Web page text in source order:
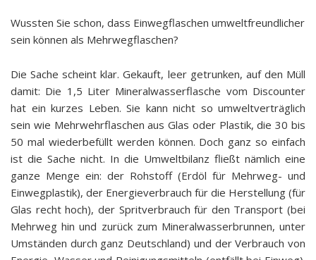
Wussten Sie schon, dass Einwegflaschen umweltfreundlicher
sein können als Mehrwegflaschen?
Die Sache scheint klar. Gekauft, leer getrunken, auf den Müll
damit: Die 1,5 Liter Mineralwasserflasche vom Discounter
hat ein kurzes Leben. Sie kann nicht so umweltverträglich
sein wie Mehrwehrflaschen aus Glas oder Plastik, die 30 bis
50 mal wiederbefüllt werden können. Doch ganz so einfach
ist die Sache nicht. In die Umweltbilanz fließt nämlich eine
ganze Menge ein: der Rohstoff (Erdöl für Mehrweg- und
Einwegplastik), der Energieverbrauch für die Herstellung (für
Glas recht hoch), der Spritverbrauch für den Transport (bei
Mehrweg hin und zurück zum Mineralwasserbrunnen, unter
Umständen durch ganz Deutschland) und der Verbrauch von